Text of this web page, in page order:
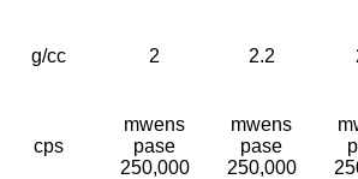
g/cc 2 2.2
cps
mwens
pase
250,000
mwens
pase
250,000